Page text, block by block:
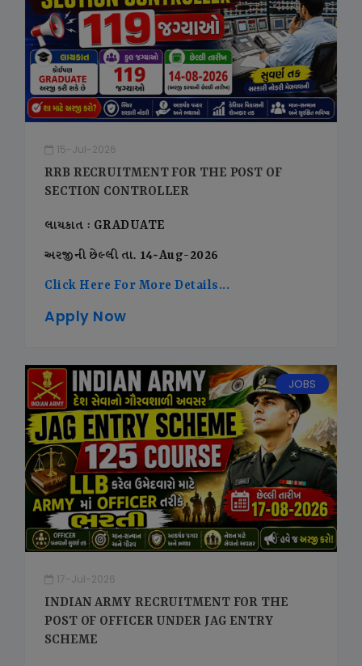
15-Jul-2026
RRB RECRUITMENT FOR THE POST OF
SECTION CONTROLLER
લાયકાત : GRADUATE
અરજીની છેલ્લી તા. 14-Aug-2026
Click Here For More Details...
Apply Now
JOBS
17-Jul-2026
INDIAN ARMY RECRUITMENT FOR THE
POST OF OFFICER UNDER JAG ENTRY
SCHEME